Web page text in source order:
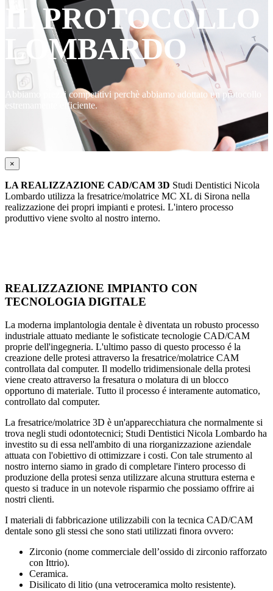
IL PROTOCOLLO
LOMBARDO
Abbiamo prezzi competitivi perchè abbiamo adottato un protocollo
estremamente efficiente.
×
LA REALIZZAZIONE CAD/CAM 3D Studi Dentistici Nicola
Lombardo utilizza la fresatrice/molatrice MC XL di Sirona nella
realizzazione dei propri impianti e protesi. L'intero processo
produttivo viene svolto al nostro interno.
REALIZZAZIONE IMPIANTO CON
TECNOLOGIA DIGITALE
La moderna implantologia dentale è diventata un robusto processo
industriale attuato mediante le sofisticate tecnologie CAD/CAM
proprie dell'ingegneria. L'ultimo passo di questo processo é la
creazione delle protesi attraverso la fresatrice/molatrice CAM
controllata dal computer. Il modello tridimensionale della protesi
viene creato attraverso la fresatura o molatura di un blocco
opportuno di materiale. Tutto il processo é interamente automatico,
controllato dal computer.
La fresatrice/molatrice 3D è un'apparecchiatura che normalmente si
trova negli studi odontotecnici; Studi Dentistici Nicola Lombardo ha
investito su di essa nell'ambito di una riorganizzazione aziendale
attuata con l'obiettivo di ottimizzare i costi. Con tale strumento al
nostro interno siamo in grado di completare l'intero processo di
produzione della protesi senza utilizzare alcuna struttura esterna e
questo si traduce in un notevole risparmio che possiamo offrire ai
nostri clienti.
I materiali di fabbricazione utilizzabili con la tecnica CAD/CAM
dentale sono gli stessi che sono stati utilizzati finora ovvero:
Zirconio (nome commerciale dell’ossido di zirconio rafforzato
con Ittrio).
Ceramica.
Disilicato di litio (una vetroceramica molto resistente).